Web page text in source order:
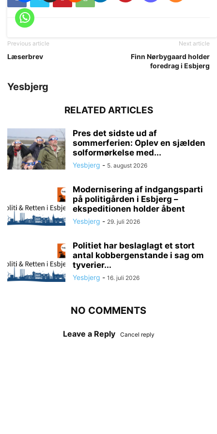
Previous article
Læserbrev
Next article
Finn Nørbygaard holder
foredrag i Esbjerg
Yesbjerg
RELATED ARTICLES
Pres det sidste ud af
sommerferien: Oplev en sjælden
solformørkelse med...
Yesbjerg - 5. august 2026
Modernisering af indgangsparti
på politigården i Esbjerg –
ekspeditionen holder åbent
Yesbjerg - 29. juli 2026
Politiet har beslaglagt et stort
antal kobbergenstande i sag om
tyverier...
Yesbjerg - 16. juli 2026
NO COMMENTS
Leave a Reply Cancel reply